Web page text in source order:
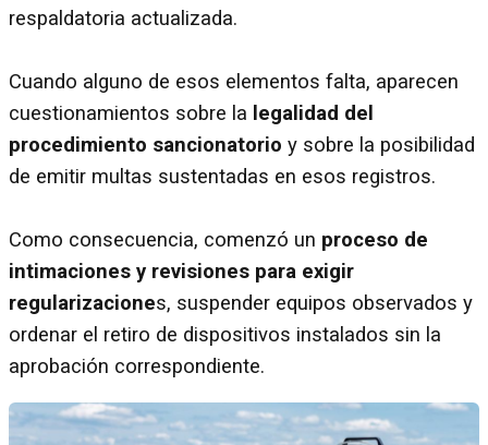
respaldatoria actualizada.
Cuando alguno de esos elementos falta, aparecen
cuestionamientos sobre la legalidad del
procedimiento sancionatorio y sobre la posibilidad
de emitir multas sustentadas en esos registros.
Como consecuencia, comenzó un proceso de
intimaciones y revisiones para exigir
regularizaciones, suspender equipos observados y
ordenar el retiro de dispositivos instalados sin la
aprobación correspondiente.